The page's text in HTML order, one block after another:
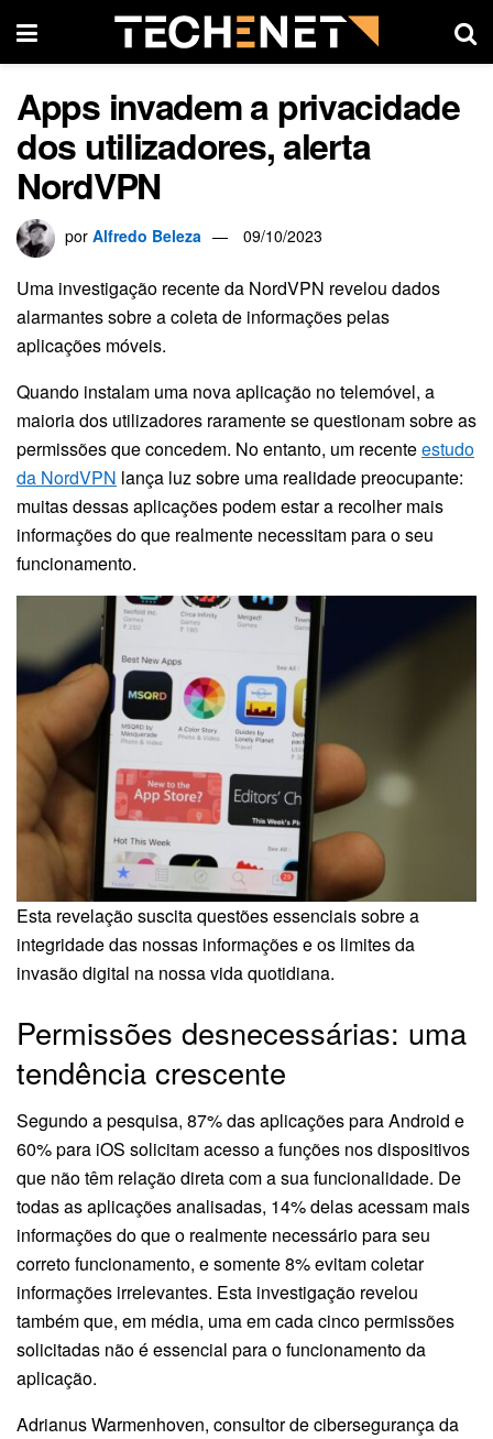
Apps invadem a privacidade
dos utilizadores, alerta
NordVPN
por Alfredo Beleza 09/10/2023
Uma investigação recente da NordVPN revelou dados
alarmantes sobre a coleta de informações pelas
aplicações móveis.
Quando instalam uma nova aplicação no telemóvel, a
maioria dos utilizadores raramente se questionam sobre as
permissões que concedem. No entanto, um recenteestudo
da NordVPN lança luz sobre uma realidade preocupante:
muitas dessas aplicações podem estar a recolher mais
informações do que realmente necessitam para o seu
funcionamento.
Esta revelação suscita questões essenciais sobre a
integridade das nossas informações e os limites da
invasão digital na nossa vida quotidiana.
Permissões desnecessárias: uma
tendência crescente
Segundo a pesquisa, 87% das aplicações para Android e
60% para iOS solicitam acesso a funções nos dispositivos
que não têm relação direta com a sua funcionalidade. De
todas as aplicações analisadas, 14% delas acessam mais
informações do que o realmente necessário para seu
correto funcionamento, e somente 8% evitam coletar
informações irrelevantes. Esta investigação revelou
também que, em média, uma em cada cinco permissões
solicitadas não é essencial para o funcionamento da
aplicação.
Adrianus Warmenhoven, consultor de cibersegurança da